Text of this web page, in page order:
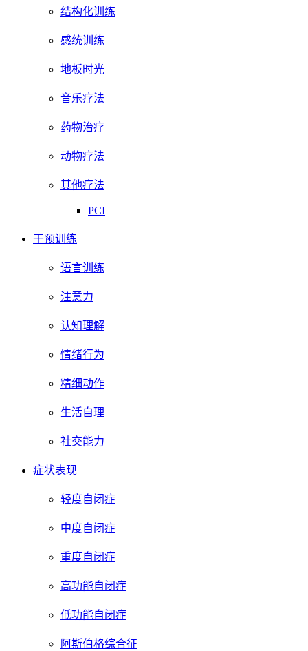
结构化训练
感统训练
地板时光
音乐疗法
药物治疗
动物疗法
其他疗法
PCI
干预训练
语言训练
注意力
认知理解
情绪行为
精细动作
生活自理
社交能力
症状表现
轻度自闭症
中度自闭症
重度自闭症
高功能自闭症
低功能自闭症
阿斯伯格综合征